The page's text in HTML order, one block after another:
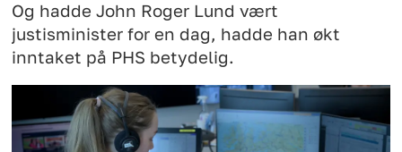
Og hadde John Roger Lund vært
justisminister for en dag, hadde han økt
inntaket på PHS betydelig.